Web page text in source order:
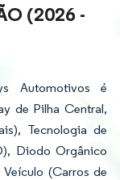
(2026 -
Automotivos é
de Pilha Central,
Tecnologia de
Diodo Orgânico
(Carros de